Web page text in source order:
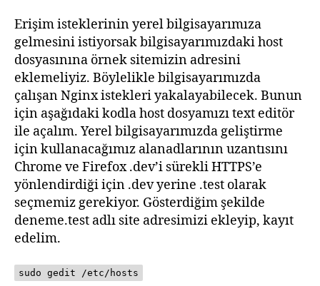
Erişim isteklerinin yerel bilgisayarımıza
gelmesini istiyorsak bilgisayarımızdaki host
dosyasınına örnek sitemizin adresini
eklemeliyiz. Böylelikle bilgisayarımızda
çalışan Nginx istekleri yakalayabilecek. Bunun
için aşağıdaki kodla host dosyamızı text editör
ile açalım. Yerel bilgisayarımızda geliştirme
için kullanacağımız alanadlarının uzantısını
Chrome ve Firefox .dev’i sürekli HTTPS’e
yönlendirdiği için .dev yerine .test olarak
seçmemiz gerekiyor. Gösterdiğim şekilde
deneme.test adlı site adresimizi ekleyip, kayıt
edelim.
sudo gedit /etc/hosts